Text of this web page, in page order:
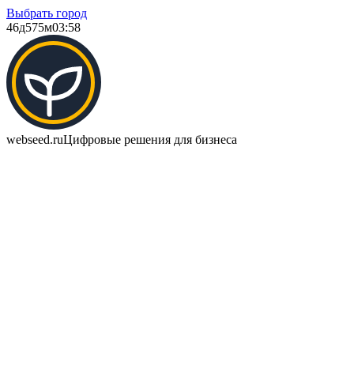
Выбрать город
46д575м03:58
webseed.ruЦифровые решения для бизнеса